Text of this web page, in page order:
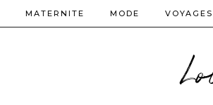
MATERNITE MODE VOYAGES